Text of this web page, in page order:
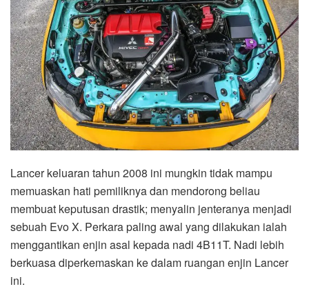
Lancer keluaran tahun 2008 ini mungkin tidak mampu
memuaskan hati pemiliknya dan mendorong beliau
membuat keputusan drastik; menyalin jenteranya menjadi
sebuah Evo X. Perkara paling awal yang dilakukan ialah
menggantikan enjin asal kepada nadi 4B11T. Nadi lebih
berkuasa diperkemaskan ke dalam ruangan enjin Lancer
ini.